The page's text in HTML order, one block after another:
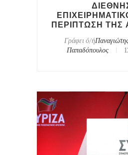
ΠΕΡΙΠΤΩΣΗ ΤΗΣ
Γράφει ό/ή
Παπαδόπουλος